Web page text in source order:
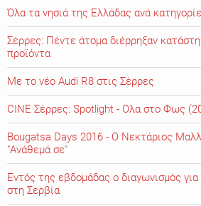
Όλα τα νησιά της Ελλάδας ανά
Σέρρες: Πέντε άτομα διέρρηξαν
προϊόντα
Με το νέο Audi R8 στις Σέρρες
CINE Σέρρες: Spotlight - Ολα στο Φως
Bougatsa Days 2016 - Ο Νεκτάριος
"Ανάθεμά σε"
Εντός της εβδομάδας ο διαγωνισμός
στη Σερβία